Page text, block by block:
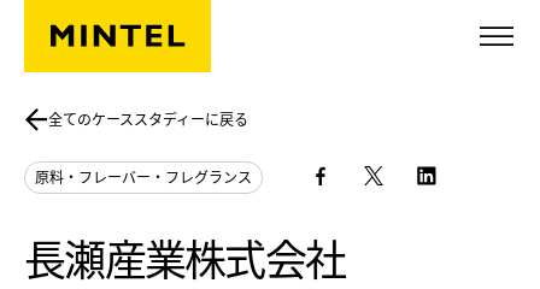
Skip to main content
全てのケーススタディーに戻る
長瀬産業株式会社
原料・フレーバー・フレグランス